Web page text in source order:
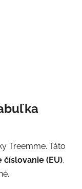
Treemme. Táto
číslovanie (EU),